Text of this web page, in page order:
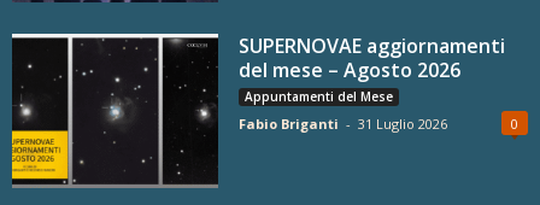
SUPERNOVAE aggiornamenti
del mese – Agosto 2026
Appuntamenti del Mese
Fabio Briganti - 31 Luglio 2026 0